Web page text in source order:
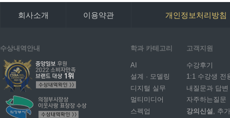
회사소개 이용약관 개인정보처리방침
수상내역안내 학과 카테고리
AI
설계 · 모델링
디지털 실무
멀티미디어
스펙업
고객지원
수강후기
1:1 수강생 전
내질문과 답변
자주하는질문
강의신설 , 추